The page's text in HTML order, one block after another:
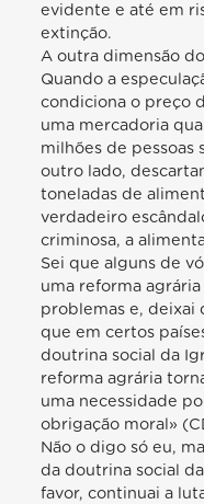
evidente e até em
extinção.
A outra dimensão
Quando a
condiciona o preço
uma mercadoria
milhões de pessoas
outro lado,
toneladas de
verdadeiro
criminosa, a
Sei que alguns de
uma reforma
problemas e, deixai
que em certos
doutrina social da
reforma agrária
uma necessidade
obrigação moral»
Não o digo só eu,
da doutrina social
favor, continuai a